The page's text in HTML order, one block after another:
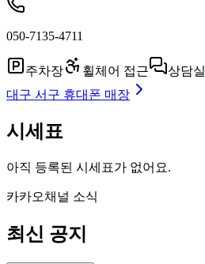
050-7135-4711
주차장 휠체어 접근 상담실
대구 서구 휴대폰 매장
시세표
아직 등록된 시세표가 없어요.
카카오채널 소식
최신 공지